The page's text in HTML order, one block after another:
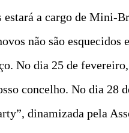
a cargo de Mini-
não são
No dia 25 de
concelho. No dia 28
dinamizada pela